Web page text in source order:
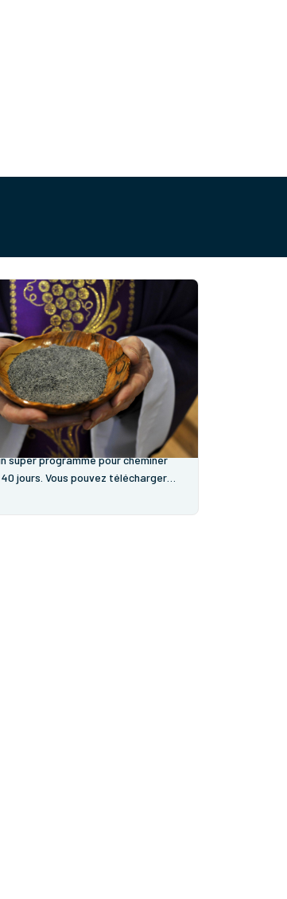
de Carême 2026
et nous vous avons
super programme pour cheminer
jours. Vous pouvez télécharger